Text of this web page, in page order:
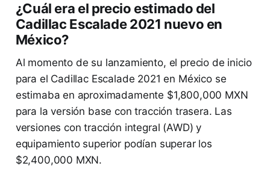
¿Cuál era el precio estimado del
Cadillac Escalade 2021 nuevo en
México?
Al momento de su lanzamiento, el precio de inicio
para el Cadillac Escalade 2021 en México se
estimaba en aproximadamente $1,800,000 MXN
para la versión base con tracción trasera. Las
versiones con tracción integral (AWD) y
equipamiento superior podían superar los
$2,400,000 MXN.